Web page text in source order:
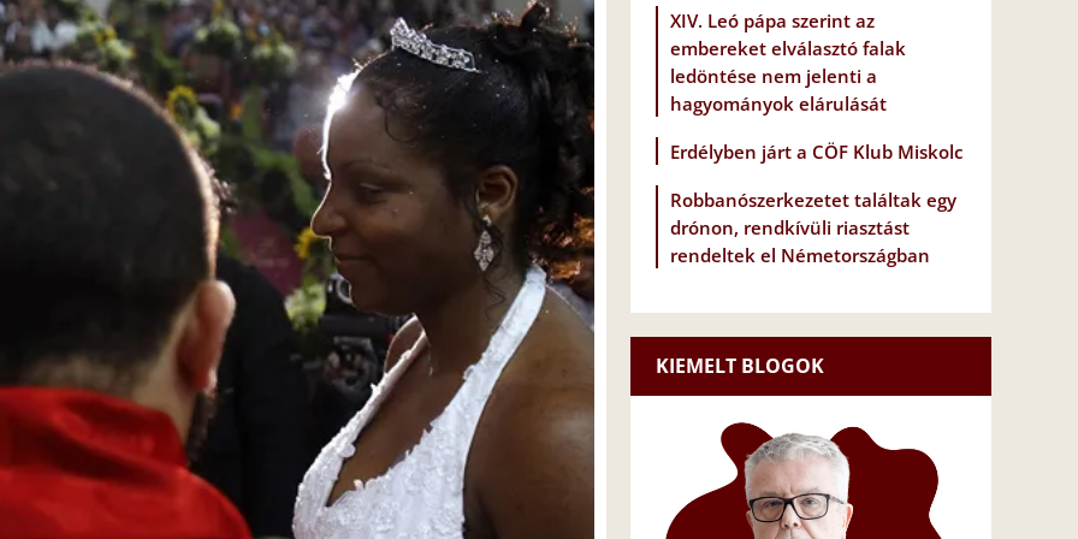
XIV. Leó pápa szerint az
embereket elválasztó falak
ledöntése nem jelenti a
hagyományok elárulását
Erdélyben járt a CÖF Klub Miskolc
Robbanószerkezetet találtak egy
drónon, rendkívüli riasztást
rendeltek el Németországban
KIEMELT BLOGOK